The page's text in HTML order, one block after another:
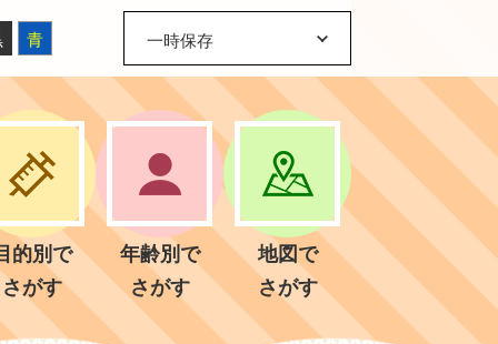
青 一時保存
的別で
さがす
年齢別で
さがす
地図で
さがす